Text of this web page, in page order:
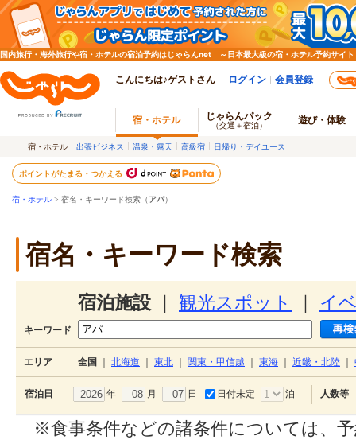
国内旅行・海外旅行や宿・ホテルの宿泊予約はじゃらんnet ～日本最大級の宿・ホテル予約サイト
こんにちは♪ゲストさん ログイン 会員登録
宿・ホテル じゃらんパック
（交通＋宿泊） 遊び・体験
宿・ホテル 出張ビジネス 温泉・露天 高級宿 日帰り・デイユース
ポイントがたまる・つかえる
宿・ホテル > 宿名・キーワード検索（アパ）
宿名・キーワード検索
宿泊施設 観光スポット イ
キーワード
エリア 全国 北海道 東北 関東・甲信越 東海 近畿・北陸
宿泊日 年 月 日 日付未定 泊 人数等
※食事条件などの諸条件については、